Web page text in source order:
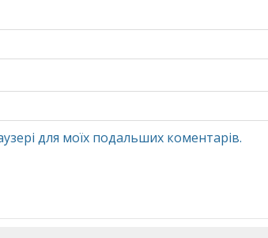
для моїх подальших коментарів.